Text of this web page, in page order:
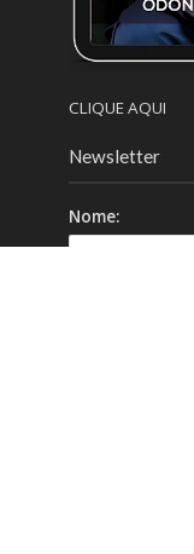
CLIQUE AQUI
Newsletter
Nome: